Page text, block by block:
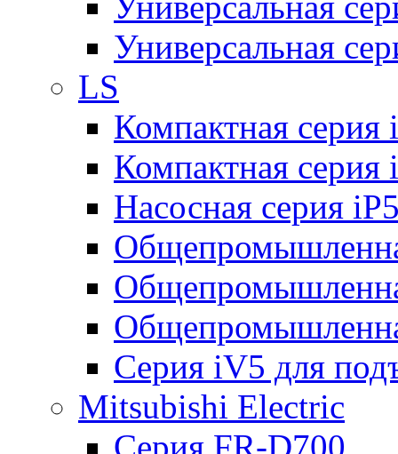
Универсальная
LS
Компактная серия
Компактная серия
Насосная серия
Серия iV5 для
Mitsubishi Electric
Серия FR-D700